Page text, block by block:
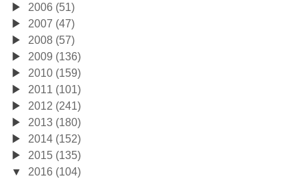
2006 (51)
2007 (47)
2008 (57)
2009 (136)
2010 (159)
2011 (101)
2012 (241)
2013 (180)
2014 (152)
2015 (135)
2016 (104)